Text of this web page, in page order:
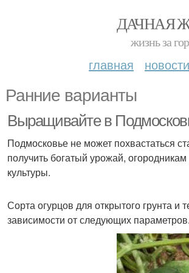
ДАЧНАЯ
жизнь за
главная новости
Ранние варианты
Выращивайте в
Подмосковье не может похвастаться
получить богатый урожай,
культуры.
Сорта огурцов для открытого грунта
зависимости от следующих параметров.